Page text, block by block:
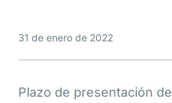
31 de enero de 2022
Plazo de presentación